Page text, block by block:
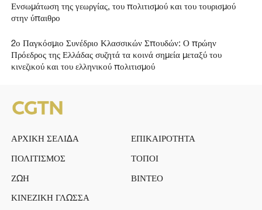
Ενσωμάτωση της γεωργίας, του πολιτισμού και του τουρισμού
στην ύπαιθρο
2ο Παγκόσμιο Συνέδριο Κλασσικών Σπουδών: Ο πρώην
Πρόεδρος της Ελλάδας συζητά τα κοινά σημεία μεταξύ του
κινεζικού και του ελληνικού πολιτισμού
ΑΡΧΙΚΗ ΣΕΛΙΔΑ
ΕΠΙΚΑΙΡΟΤΗΤΑ
ΠΟΛΙΤΙΣΜΟΣ
ΤΟΠΟΙ
ΖΩΗ
ΒΙΝΤΕΟ
ΚΙΝΕΖΙΚΗ ΓΛΩΣΣΑ